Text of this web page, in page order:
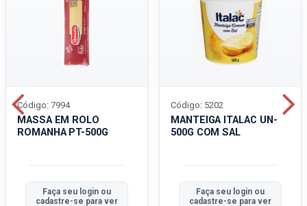
MASSA EM ROLO
ROMANHA PT-500G
Código: 7994
Faça seu login ou
cadastre-se para ver
MANTEIGA ITALAC UN-
500G COM SAL
Código: 5202
Faça seu login ou
cadastre-se para ver